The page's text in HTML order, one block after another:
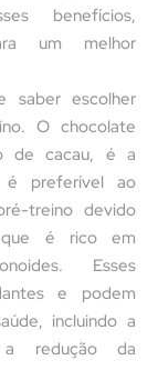
benefícios,
um melhor
saber escolher
O chocolate
de cacau, é a
é preferível ao
treino devido
é rico em
Esses
e podem
incluindo a
redução da